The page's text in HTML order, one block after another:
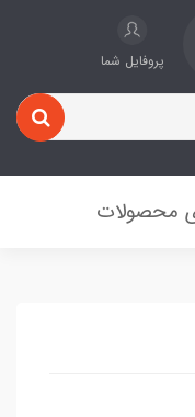
پروفایل شما
محصولات